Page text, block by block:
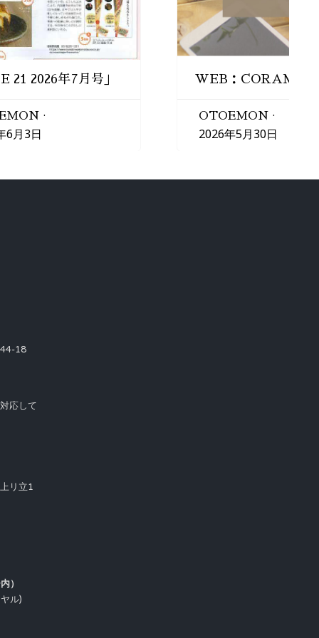
21 2026年7月号」
6月3日
WEB：CORAMA
OTOEMON
2026年5月30日
18
応して
リ立1
）
ル)